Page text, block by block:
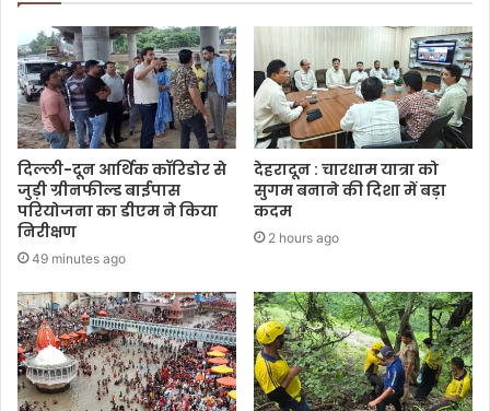
दिल्ली-दून आर्थिक कॉरिडोर से
जुड़ी ग्रीनफील्ड बाईपास
परियोजना का डीएम ने किया
निरीक्षण
49 minutes ago
देहरादून : चारधाम यात्रा को
सुगम बनाने की दिशा में बड़ा
कदम
2 hours ago